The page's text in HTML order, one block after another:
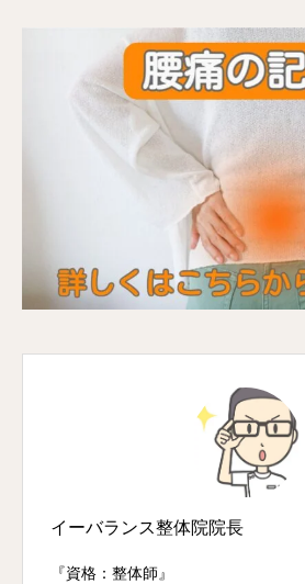
イーバランス整体院院長
『資格：整体師』